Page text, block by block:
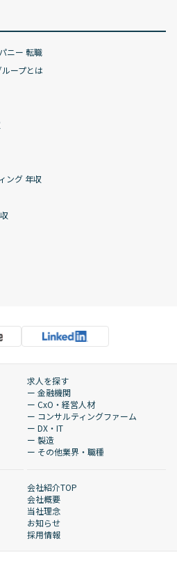
ニー 転職
ープとは
ング 年収
求人を探す
ー 金融機関
ー CxO・経営人材
ー コンサルティングファーム
ー DX・IT
ー 製造
ー その他業界・職種
会社紹介TOP
会社概要
当社理念
お知らせ
採用情報